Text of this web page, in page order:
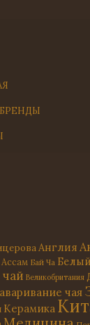
Англия
Ассам Бай Ча
Великобритания
чая
Керамика